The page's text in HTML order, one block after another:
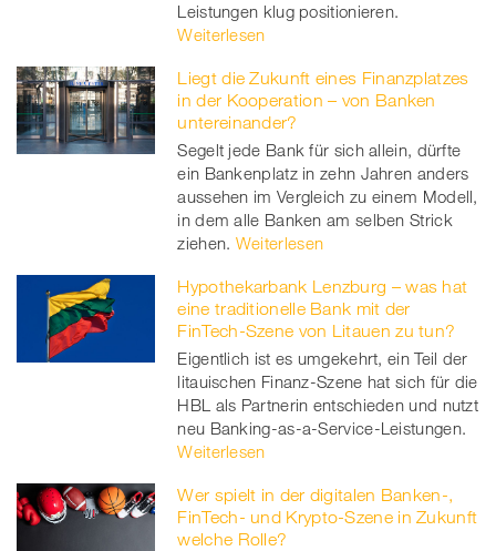
Leistungen klug positionieren.
Weiterlesen
Liegt die Zukunft eines Finanzplatzes
in der Kooperation – von Banken
untereinander?
Segelt jede Bank für sich allein, dürfte
ein Bankenplatz in zehn Jahren anders
aussehen im Vergleich zu einem Modell,
in dem alle Banken am selben Strick
ziehen. Weiterlesen
Hypothekarbank Lenzburg – was hat
eine traditionelle Bank mit der
FinTech-Szene von Litauen zu tun?
Eigentlich ist es umgekehrt, ein Teil der
litauischen Finanz-Szene hat sich für die
HBL als Partnerin entschieden und nutzt
neu Banking-as-a-Service-Leistungen.
Weiterlesen
Wer spielt in der digitalen Banken-,
FinTech- und Krypto-Szene in Zukunft
welche Rolle?